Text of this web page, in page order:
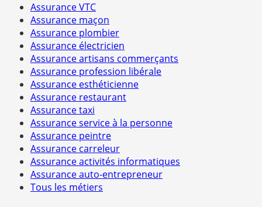
Assurance VTC
Assurance maçon
Assurance plombier
Assurance électricien
Assurance artisans commerçants
Assurance profession libérale
Assurance esthéticienne
Assurance restaurant
Assurance taxi
Assurance service à la personne
Assurance peintre
Assurance carreleur
Assurance activités informatiques
Assurance auto-entrepreneur
Tous les métiers